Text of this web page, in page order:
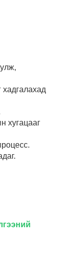
хадгалахад
хугацааг